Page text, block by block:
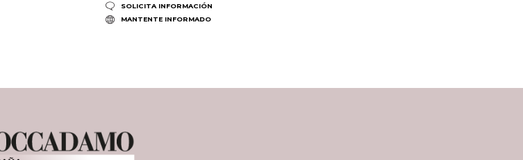
SOLICITA INFORMACIÓN
MANTENTE INFORMADO